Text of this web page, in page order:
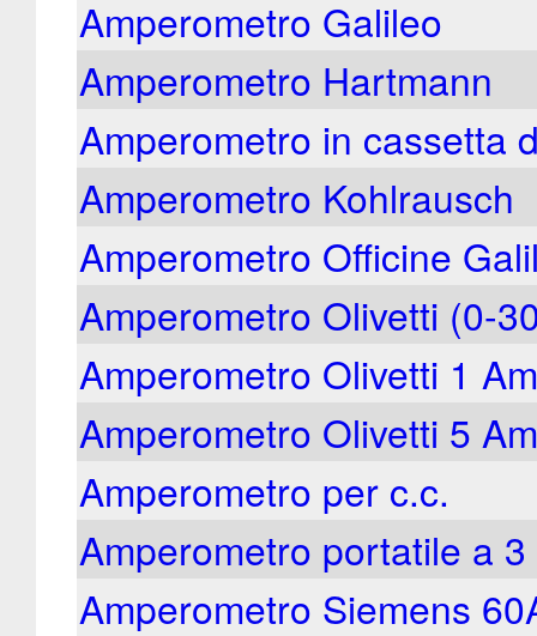
Amperometro Galileo
Amperometro Hartmann
Amperometro in cassetta
Amperometro Kohlrausch
Amperometro Officine
Amperometro Olivetti (0-
Amperometro Olivetti 1
Amperometro Olivetti 5
Amperometro per c.c.
Amperometro portatile a
Amperometro Siemens